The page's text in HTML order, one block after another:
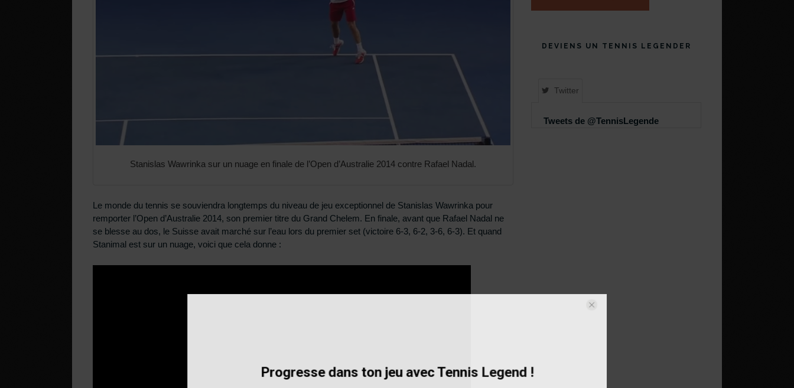
Stanislas Wawrinka sur un nuage en finale de l’Open d’Australie 2014 contre Rafael Nadal.
Le monde du tennis se souviendra longtemps du niveau de jeu exceptionnel de Stanislas Wawrinka pour
remporter l’Open d’Australie 2014, son premier titre du Grand Chelem. En finale, avant que Rafael Nadal ne
se blesse au dos, le Suisse avait marché sur l’eau lors du premier set (victoire 6-3, 6-2, 3-6, 6-3). Et quand
Stanimal est sur un nuage, voici que cela donne :
DEVIENS UN TENNIS LEGENDER
Twitter
Tweets de @TennisLegende
Téléchargez votre formation gratuite